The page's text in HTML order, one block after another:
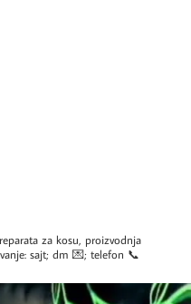
za kosu, proizvodnja
sajt; dm 💌; telefon 📞